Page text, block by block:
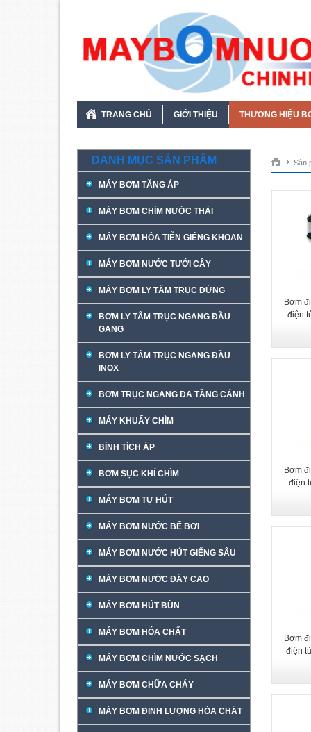
TRANG CHỦ GIỚI THIỆU THƯƠNG HIỆU
DANH MỤC SẢN PHẨM
MÁY BƠM TĂNG ÁP
MÁY BƠM CHÌM NƯỚC THẢI
MÁY BƠM HỎA TIỄN GIẾNG KHOAN
MÁY BƠM NƯỚC TƯỚI CÂY
MÁY BƠM LY TÂM TRỤC ĐỨNG
BƠM LY TÂM TRỤC NGANG ĐẦU
GANG
BƠM LY TÂM TRỤC NGANG ĐẦU
INOX
BƠM TRỤC NGANG ĐA TẦNG CÁNH
MÁY KHUẤY CHÌM
BÌNH TÍCH ÁP
BƠM SỤC KHÍ CHÌM
MÁY BƠM TỰ HÚT
MÁY BƠM NƯỚC BỂ BƠI
MÁY BƠM NƯỚC HÚT GIẾNG SÂU
MÁY BƠM NƯỚC ĐẨY CAO
MÁY BƠM HÚT BÙN
MÁY BƠM HÓA CHẤT
MÁY BƠM CHÌM NƯỚC SẠCH
MÁY BƠM CHỮA CHÁY
MÁY BƠM ĐỊNH LƯỢNG HÓA CHẤT
Sản
Bơm
điện
Bơm
điện
Bơm
điện